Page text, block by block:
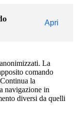
Apri
La
comando
la
navigazione in
diversi da quelli